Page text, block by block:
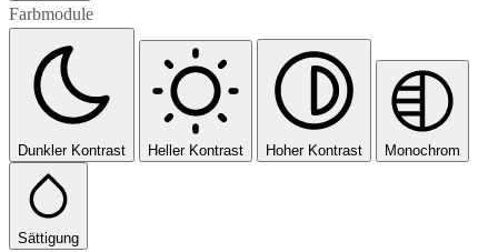
Farbmodule
Dunkler Kontrast Heller Kontrast Hoher Kontrast Monochrom
Sättigung